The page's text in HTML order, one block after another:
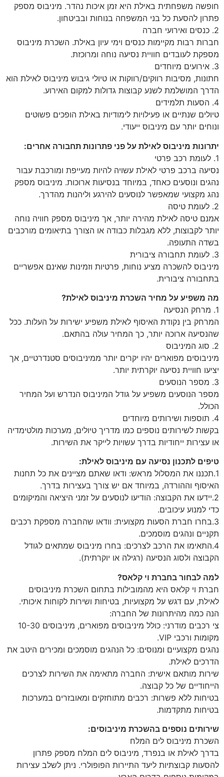
חופשה משפחתית באילת היא זמן איכות נהדר. מיניבוס מספק
פתרון להסעת כל בני המשפחה בנוחות ובביטחון.
2. כנסים ואירועי חברה
חברות רבות מקיימות כנסים וימי עיון באילת. השכרת מיניבוס
מספקת לעובדים חוויית נסיעה נוחה ומרוכזת.
3. אירועים מיוחדים
חתונות, מסיבות רווקים/רווקות או טיולי גיבוש מיניבוס לאילת הוא
הדרך המושלמת לשנע קבוצות גדולות למקום האירוע.
4. הסעות תלמידים
טיולים שנתיים או פעילויות לימודיות באילת הופכים פשוטים
ונוחים יותר עם מיניבוס ייעודי.
יתרונות מיניבוס לאילת על פני פתרונות תחבורה אחרים:
1. לעומת רכב פרטי
נסיעה ברכב פרטי לאילת עשויה להיות מעייפת ומורכבת עבור
נהגים ונוסעים כאחד, במיוחד בנסיעות ארוכות. מיניבוס מספק
נהג מקצועי שמאפשר לנוסעים להירגע וליהנות מהדרך.
2. לעומת טיסה
אמנם טיסה לאילת מהירה יותר, אך מיניבוס מספק חוויה נוחה
יותר לקבוצות, ללא מגבלות כבודה או הצורך בתיאומים מורכבים
בשדה התעופה.
3. לעומת תחבורה ציבורית
מיניבוס להשכרה מציע נוחות, פרטיות וזמינות שאינם אפשריים
בתחבורה ציבורית.
מה משפיע על מחיר השכרת מיניבוס לאילת?
1. מרחק הנסיעה
המרחק בין נקודת האיסוף לאילת משפיע ישירות על העלות. ככל
שהנסיעה ארוכה יותר, כך המחיר עולה בהתאם.
2. סוג המיניבוס
מיניבוסים מפוארים יהיו יקרים יותר ממיניבוסים סטנדרטיים, אך
יציעו חוויית נסיעה יוקרתית יותר.
3. מספר הנוסעים
מספר הנוסעים משפיע על גודל המיניבוס הנדרש ועל המחיר
הכולל.
4. תוספות ושירותים מיוחדים
בקשות לשירותים נוספים כמו מדריך טיולים, מערכות מולטימדיה
או עצירות ייחודיות בדרך עשויות לייקר את השירות.
טיפים לתכנון נסיעה עם מיניבוס לאילת:
1.תכננו את המסלול מראש: ודאו שאתם מציינים את כל תחנות
האיסוף וההורדה, במיוחד אם יש צורך בעצירות בדרך.
2.יידעו את הקבוצה: הודיעו לנוסעים על זמני היציאה והמיקומים
כדי למנוע עיכובים.
3.בחרו חברת הסעות מקצועית: וודאו שהחברה מספקת רכבים
תקניים ונהגים מוסמכים.
4.התאימו את הרכב לצרכים: בחרו מיניבוס שמתאים לגודל
הקבוצה ולסוג הנסיעה (רגילה או יוקרתית).
למה לבחור בחברת וי קלאס?
חברת וי קלאס היא מהמובילות בתחום השכרת מיניבוסים
לאילת, עם דגש על מקצועיות, בטיחות ושירות לקוחות איכותי.
הנה כמה מהיתרונות של החברה:
צי רכבים מודרני: כולל מיניבוסים מפוארים, מיניבוסים 10-30
מקומות ורכבי VIP.
נהגים מקצועיים ומנוסים: כל הנהגים מוסמכים ומכירים היטב את
הדרכים לאילת.
שירות מותאם אישית: החברה מתאימה את השירות לצרכים
הייחודיים של כל קבוצה.
בטיחות ללא פשרות: רכבים מתוחזקים ומאובזרים במערכות
בטיחות מתקדמות.
שירותים נוספים בהשכרת מיניבוסים:
השכרת מיניבוס לים המלח
בדרך לאילת או בנפרד, מיניבוס לים המלח מספק פתרון
להסעות קבוצתיות ליעד התיירות הפופולרי. ניתן לשלב עצירות